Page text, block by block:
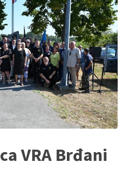
VRA Brđani